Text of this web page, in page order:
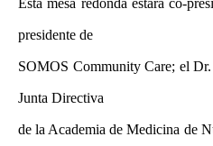
presidente de
SOMOS Community Care; el
Junta Directiva
de la Academia de Medicina de